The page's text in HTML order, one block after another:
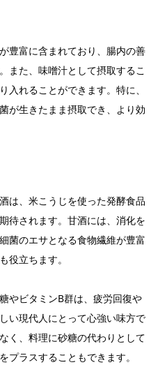
豊富に含まれており、腸内の善
また、味噌汁として摂取するこ
入れることができます。特に、
が生きたまま摂取でき、より効
は、米こうじを使った発酵食品
待されます。甘酒には、消化を
菌のエサとなる食物繊維が豊富
役立ちます。
やビタミンB群は、疲労回復や
い現代人にとって心強い味方で
く、料理に砂糖の代わりとして
プラスすることもできます。